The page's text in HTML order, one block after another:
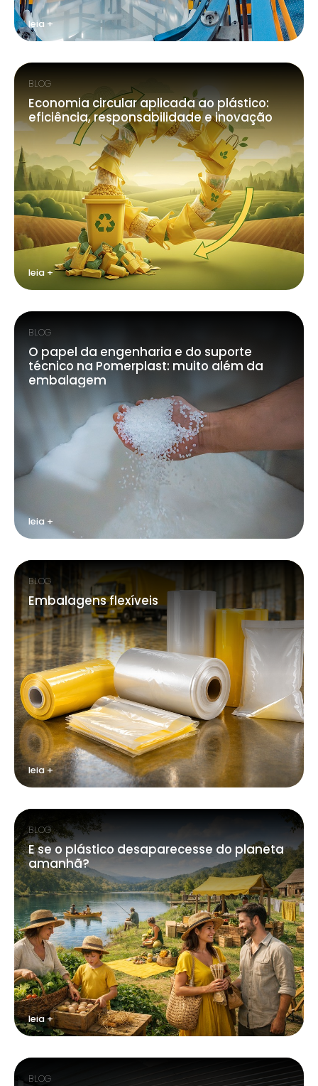
leia +
BLOG
Economia circular aplicada ao plástico:
eficiência, responsabilidade e inovação
leia +
BLOG
O papel da engenharia e do suporte
técnico na Pomerplast: muito além da
embalagem
leia +
BLOG
Embalagens flexíveis
leia +
BLOG
E se o plástico desaparecesse do planeta
amanhã?
leia +
BLOG